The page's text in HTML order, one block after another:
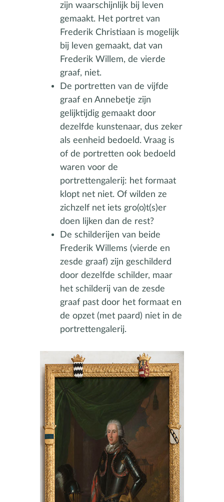
zijn waarschijnlijk bij leven
gemaakt. Het portret van
Frederik Christiaan is mogelijk
bij leven gemaakt, dat van
Frederik Willem, de vierde
graaf, niet.
De portretten van de vijfde
graaf en Annebetje zijn
gelijktijdig gemaakt door
dezelfde kunstenaar, dus zeker
als eenheid bedoeld. Vraag is
of de portretten ook bedoeld
waren voor de
portrettengalerij: het formaat
klopt net niet. Of wilden ze
zichzelf net iets gro(o)t(s)er
doen lijken dan de rest?
De schilderijen van beide
Frederik Willems (vierde en
zesde graaf) zijn geschilderd
door dezelfde schilder, maar
het schilderij van de zesde
graaf past door het formaat en
de opzet (met paard) niet in de
portrettengalerij.